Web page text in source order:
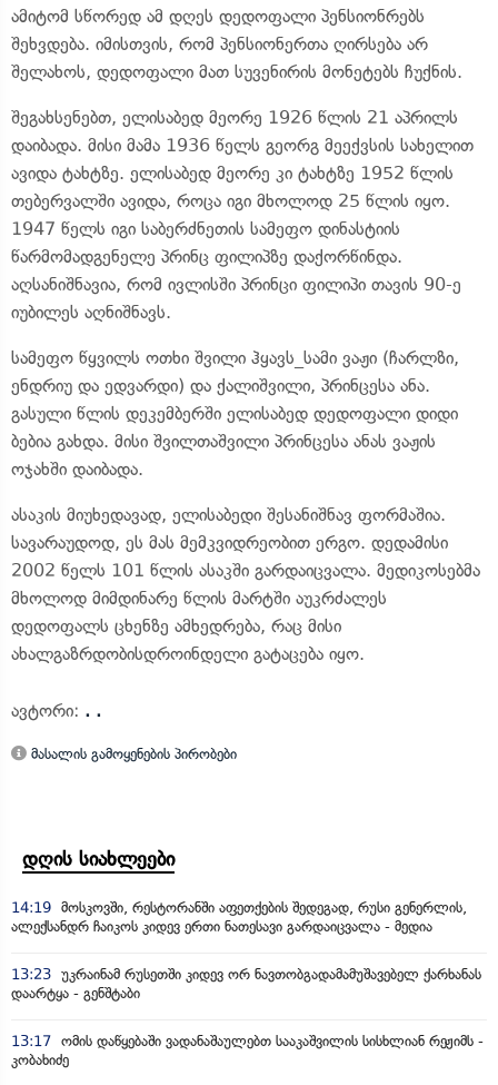
ამიტომ სწორედ ამ დღეს დედოფალი პენსიონრებს
შეხვდება. იმისთვის, რომ პენსიონერთა ღირსება არ
შელახოს, დედოფალი მათ სუვენირის მონეტებს ჩუქნის.
შეგახსენებთ, ელისაბედ მეორე 1926 წლის 21 აპრილს
დაიბადა. მისი მამა 1936 წელს გეორგ მეექვსის სახელით
ავიდა ტახტზე. ელისაბედ მეორე კი ტახტზე 1952 წლის
თებერვალში ავიდა, როცა იგი მხოლოდ 25 წლის იყო.
1947 წელს იგი საბერძნეთის სამეფო დინასტიის
წარმომადგენელე პრინც ფილიპზე დაქორწინდა.
აღსანიშნავია, რომ ივლისში პრინცი ფილიპი თავის 90-ე
იუბილეს აღნიშნავს.
სამეფო წყვილს ოთხი შვილი ჰყავს_სამი ვაჟი (ჩარლზი,
ენდრიუ და ედვარდი) და ქალიშვილი, პრინცესა ანა.
გასული წლის დეკემბერში ელისაბედ დედოფალი დიდი
ბებია გახდა. მისი შვილთაშვილი პრინცესა ანას ვაჟის
ოჯახში დაიბადა.
ასაკის მიუხედავად, ელისაბედი შესანიშნავ ფორმაშია.
სავარაუდოდ, ეს მას მემკვიდრეობით ერგო. დედამისი
2002 წელს 101 წლის ასაკში გარდაიცვალა. მედიკოსებმა
მხოლოდ მიმდინარე წლის მარტში აუკრძალეს
დედოფალს ცხენზე ამხედრება, რაც მისი
ახალგაზრდობისდროინდელი გატაცება იყო.
ავტორი: . .
მასალის გამოყენების პირობები
დღის სიახლეები
14:19 მოსკოვში, რესტორანში აფეთქების შედეგად, რუსი გენერლის,
ალექსანდრ ჩაიკოს კიდევ ერთი ნათესავი გარდაიცვალა - მედია
13:23 უკრაინამ რუსეთში კიდევ ორ ნავთობგადამამუშავებელ ქარხანას
დაარტყა - გენშტაბი
13:17 ომის დაწყებაში ვადანაშაულებთ სააკაშვილის სისხლიან რეჟიმს -
კობახიძე